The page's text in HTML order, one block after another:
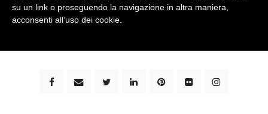
bimbi e viaggi - family travel blog: community #1 in
su un link o proseguendo la navigazione in altra maniera,
acconsenti all’uso dei cookie.